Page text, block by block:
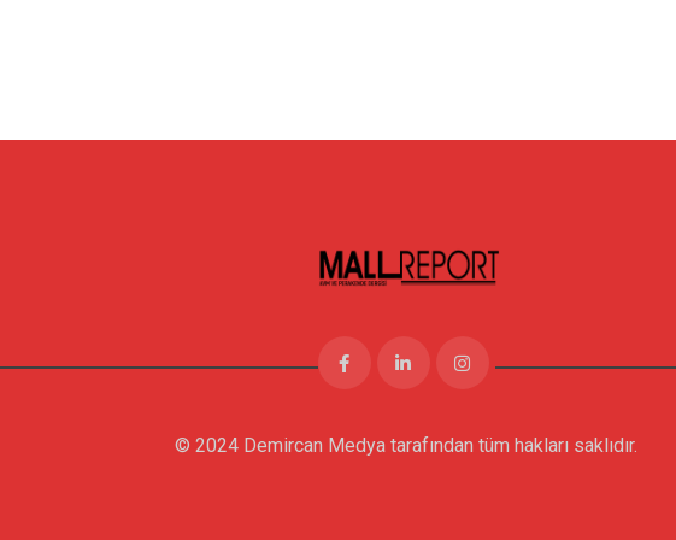
© 2024 Demircan Medya tarafından tüm hakları saklıdır.